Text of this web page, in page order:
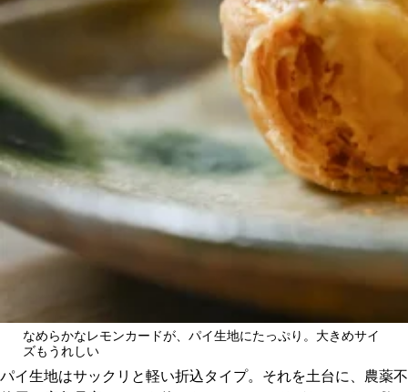
おすすめの映画
誠光社で選びました。
おすすめの本
紹介します。
おすすめのイベント
なめらかなレモンカードが、パイ生地にたっぷり。大きめサイ
ズもうれしい
パイ生地はサックリと軽い折込タイプ。それを土台に、農薬不